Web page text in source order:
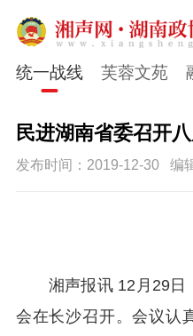
统一战线 芙蓉文苑
民进湖南省委召开
发布时间：2019-12-30 编
湘声报讯 12月29日
会在长沙召开。会议认